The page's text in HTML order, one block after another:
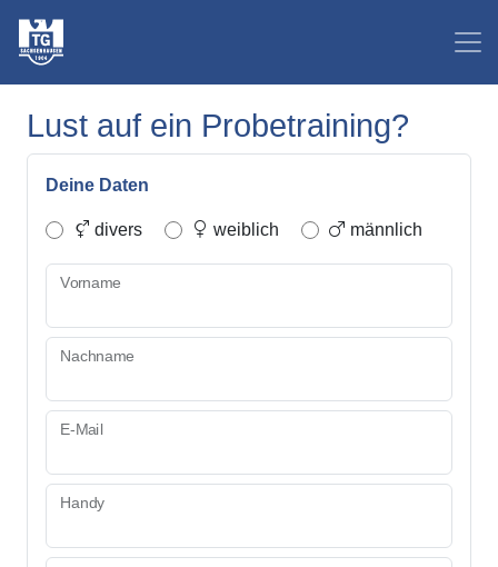
Lust auf ein Probetraining?
Deine Daten
divers weiblich männlich
Vorname
Nachname
E-Mail
Handy